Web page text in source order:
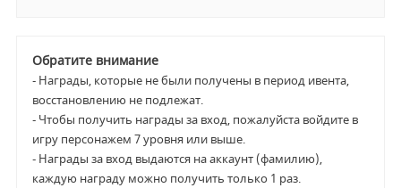
Обратите внимание
- Награды, которые не были получены в период ивента,
восстановлению не подлежат.
- Чтобы получить награды за вход, пожалуйста войдите в
игру персонажем 7 уровня или выше.
- Награды за вход выдаются на аккаунт (фамилию),
каждую награду можно получить только 1 раз.